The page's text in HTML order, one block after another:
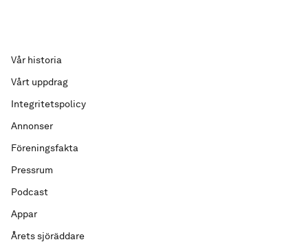
Vår historia
Vårt uppdrag
Integritetspolicy
Annonser
Föreningsfakta
Pressrum
Podcast
Appar
Årets sjöräddare